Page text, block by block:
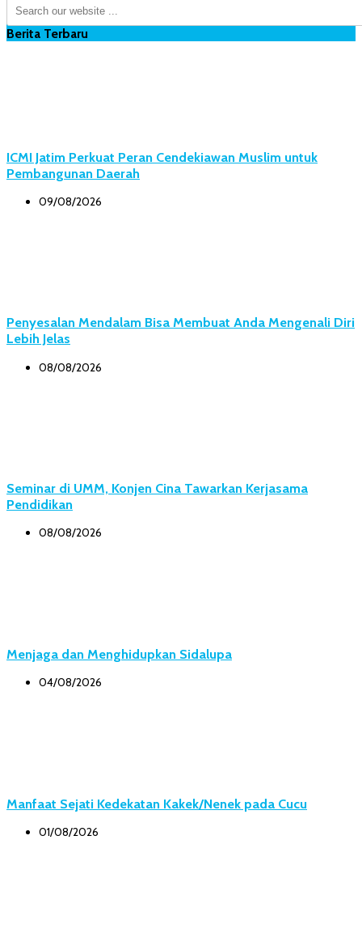
Berita Terbaru
ICMI Jatim Perkuat Peran Cendekiawan Muslim untuk
Pembangunan Daerah
09/08/2026
Penyesalan Mendalam Bisa Membuat Anda Mengenali Diri
Lebih Jelas
08/08/2026
Seminar di UMM, Konjen Cina Tawarkan Kerjasama
Pendidikan
08/08/2026
Menjaga dan Menghidupkan Sidalupa
04/08/2026
Manfaat Sejati Kedekatan Kakek/Nenek pada Cucu
01/08/2026